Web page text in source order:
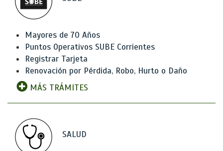
Mayores de 70 Años
Puntos Operativos SUBE Corrientes
Registrar Tarjeta
Renovación por Pérdida, Robo, Hurto o Daño
MÁS TRÁMITES
SALUD